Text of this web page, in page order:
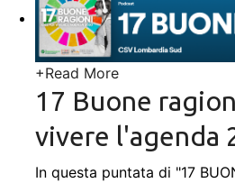
+Read More
17 Buone
vivere l'agenda
In questa puntata di "17